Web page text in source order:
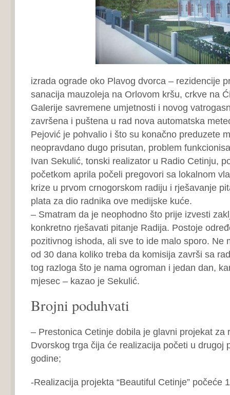
izrada ograde oko Plavog dvorca – rezidencije
sanacija mauzoleja na Orlovom kršu, crkve na
Galerije savremene umjetnosti i novog
završena i puštena u rad nova automatska
Pejović je pohvalio i što su konačno preduzete
neopravdano dugo prisutan, problem
Ivan Sekulić, tonski realizator u Radio Cetinju,
početkom aprila počeli pregovori sa lokalnom
krize u prvom crnogorskom radiju i rješavanje
plata za dio radnika ove medijske kuće.
– Smatram da je neophodno što prije izvesti
konkretno rješavati pitanje Radija. Postoje
pozitivnog ishoda, ali sve to ide malo sporo. Ne
od 30 dana koliko treba da komisija završi sa
tog razloga što je nama ogroman i jedan dan,
mjesec – kazao je Sekulić.
Brojni poduhvati
– Prestonica Cetinje dobila je glavni projekat za
Dvorskog trga čija će realizacija početi u drugoj
godine;
-Realizacija projekta “Beautiful Cetinje” počeće